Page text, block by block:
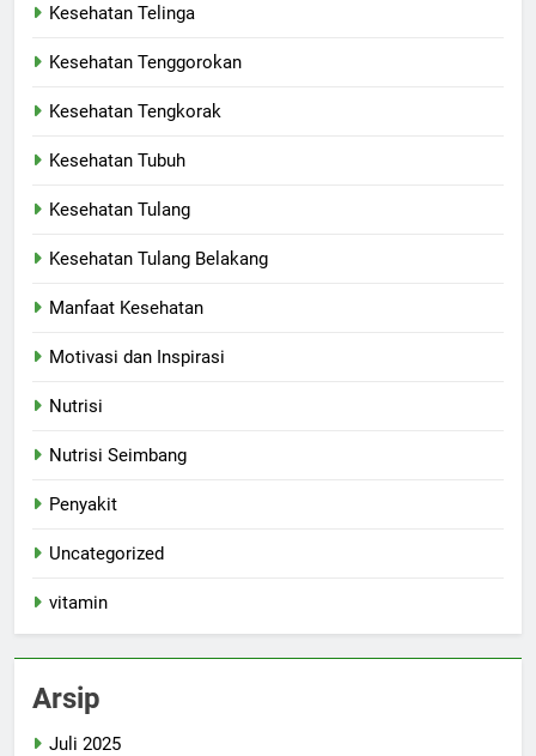
Kesehatan Telinga
Kesehatan Tenggorokan
Kesehatan Tengkorak
Kesehatan Tubuh
Kesehatan Tulang
Kesehatan Tulang Belakang
Manfaat Kesehatan
Motivasi dan Inspirasi
Nutrisi
Nutrisi Seimbang
Penyakit
Uncategorized
vitamin
Arsip
Juli 2025